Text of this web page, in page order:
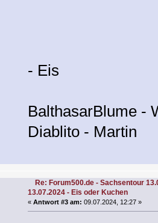
- Eis
BalthasarBlume -
Diablito - Martin
Re: Forum500.de - Sachsentour
13.07.2024 - Eis oder Kuchen
«Antwort #3 am: 09.07.2024, 12:27 »